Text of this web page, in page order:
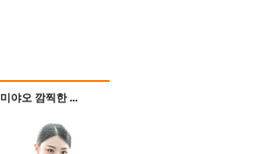
미야오 깜찍한 ...